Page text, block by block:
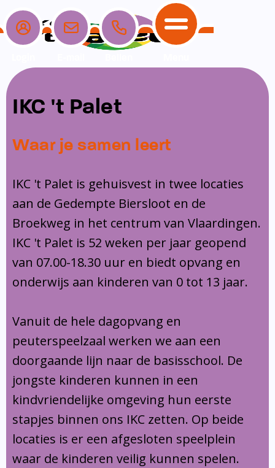
Home
School
Ons team
Schoolgids
Leerlingenzorg
Privacy
Vakanties en lesvrije dagen
Ouders
Ouders
Overblijf
Ouderraad
Medezeggenschapsraad
Klachtenregeling
Opvang
Opvang
Peuterspeelzaal
Buitenschoolse opvang
Communicatie
Communicatie
Contact
IKC 't Palet
Waar je samen leert
IKC 't Palet is gehuisvest in twee locaties
aan de Gedempte Biersloot en de
Broekweg in het centrum van Vlaardingen.
IKC 't Palet is 52 weken per jaar geopend
van 07.00-18.30 uur en biedt opvang en
onderwijs aan kinderen van 0 tot 13 jaar.
Vanuit de hele dagopvang en
peuterspeelzaal werken we aan een
doorgaande lijn naar de basisschool. De
jongste kinderen kunnen in een
kindvriendelijke omgeving hun eerste
stapjes binnen ons IKC zetten. Op beide
locaties is er een afgesloten speelplein
waar de kinderen veilig kunnen spelen.